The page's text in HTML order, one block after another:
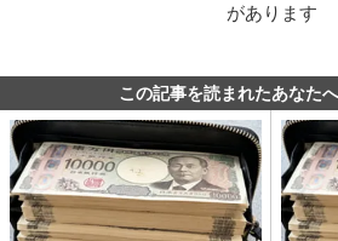
があります
この記事を読まれたあなた